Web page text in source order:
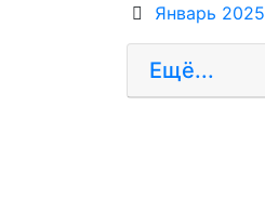
Январь 2025
Ещё...